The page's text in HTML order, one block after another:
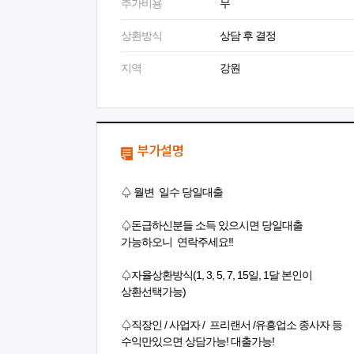
추가비용 무
상환방식 상담 후 결정
지역 강원
부가설명
♤ 월변 일수 당일대출
♤돈급하신분들 소득 있으시면 당일대출
가능하오니 연락주세요!!
♤자율상환방식(1, 3, 5, 7, 15일, 1달 본인이
상환선택가능)
♤직장인 / 사업자 / 프리랜서 /유흥업소 종사자 등
수익만있으면 상담가능! 대출가능!